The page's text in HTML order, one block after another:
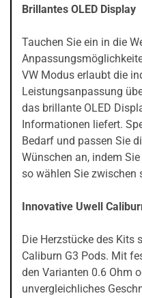
Brillantes OLED Display
Tauchen Sie ein in die
VW Modus erlaubt die
Leistungsanpassung
das brillante OLED
Informationen liefert.
Bedarf und passen Sie
Wünschen an, indem
so wählen Sie zwischen
Innovative Uwell
Die Herzstücke des Kits
Caliburn G3 Pods. Mit
den Varianten 0.6 Ohm
unvergleichliches